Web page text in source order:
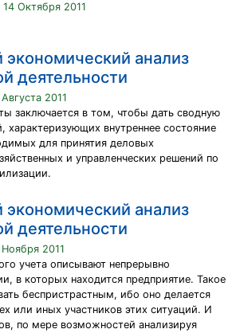
Октября 2011
анализ
деятельности
2011
заключается в том, чтобы дать сводную
характеризующих внутреннее состояние
для принятия деловых
и управленческих решений по
анализ
деятельности
2011
учета описывают непрерывно
в которых находится предприятие. Такое
беспристрастным, ибо оно делается
или иных участников этих ситуаций. И
по мере возможностей анализируя